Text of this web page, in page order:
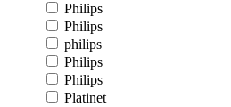
Philips
Philips
philips
Philips
Philips
Platinet